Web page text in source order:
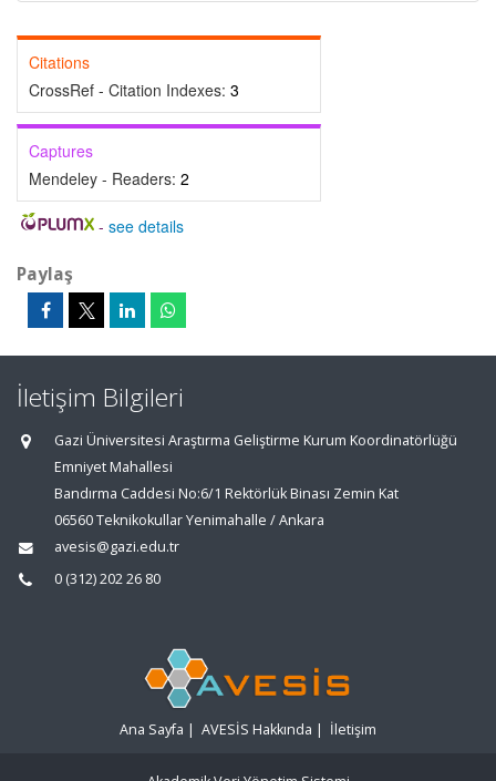
Citations
CrossRef - Citation Indexes: 3
Captures
Mendeley - Readers: 2
- see details
Paylaş
İletişim Bilgileri
Gazi Üniversitesi Araştırma Geliştirme Kurum Koordinatörlüğü
Emniyet Mahallesi
Bandırma Caddesi No:6/1 Rektörlük Binası Zemin Kat
06560 Teknikokullar Yenimahalle / Ankara
avesis@gazi.edu.tr
0 (312) 202 26 80
Ana Sayfa | AVESİS Hakkında | İletişim